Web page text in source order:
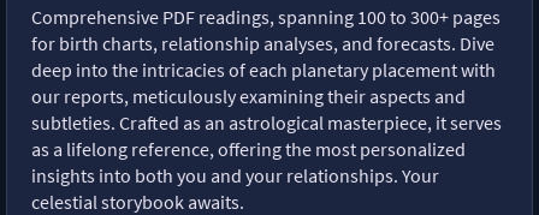
Comprehensive PDF readings, spanning 100 to 300+ pages
for birth charts, relationship analyses, and forecasts. Dive
deep into the intricacies of each planetary placement with
our reports, meticulously examining their aspects and
subtleties. Crafted as an astrological masterpiece, it serves
as a lifelong reference, offering the most personalized
insights into both you and your relationships. Your
celestial storybook awaits.